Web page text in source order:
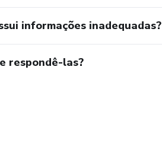
informações inadequadas?
respondê-las?